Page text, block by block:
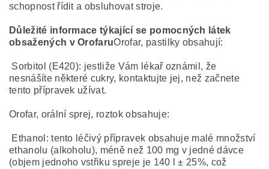
schopnost řídit a obsluhovat stroje.
Důležité informace týkající se pomocných látek
obsažených v OrofaruOrofar, pastilky obsahují:
Sorbitol (E420): jestliže Vám lékař oznámil, že
nesnášíte některé cukry, kontaktujte jej, než začnete
tento přípravek užívat.
Orofar, orální sprej, roztok obsahuje:
Ethanol: tento léčivý přípravek obsahuje malé množství
ethanolu (alkoholu), méně než 100 mg v jedné dávce
(objem jednoho vstřiku spreje je 140 l ± 25%, což